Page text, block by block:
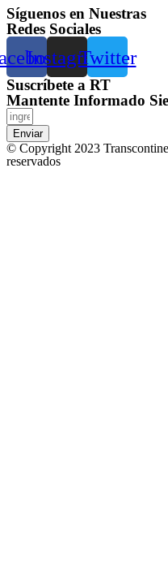
Síguenos en Nuestras
Redes Sociales
InstagramTwitter
Suscríbete a RT
Mantente Informado
Enviar
© Copyright 2023
reservados